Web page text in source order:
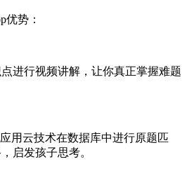
优势：
进行视频讲解，让你真正掌握难题
用云技术在数据库中进行原题匹
启发孩子思考。